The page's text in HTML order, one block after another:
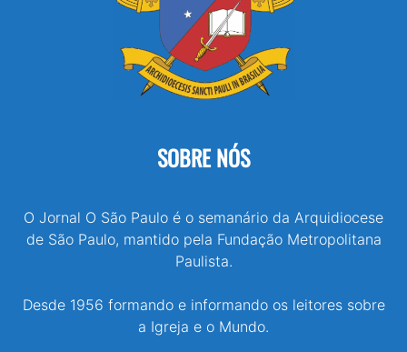
SOBRE NÓS
O Jornal O São Paulo é o semanário da Arquidiocese
de São Paulo, mantido pela Fundação Metropolitana
Paulista.
Desde 1956 formando e informando os leitores sobre
a Igreja e o Mundo.